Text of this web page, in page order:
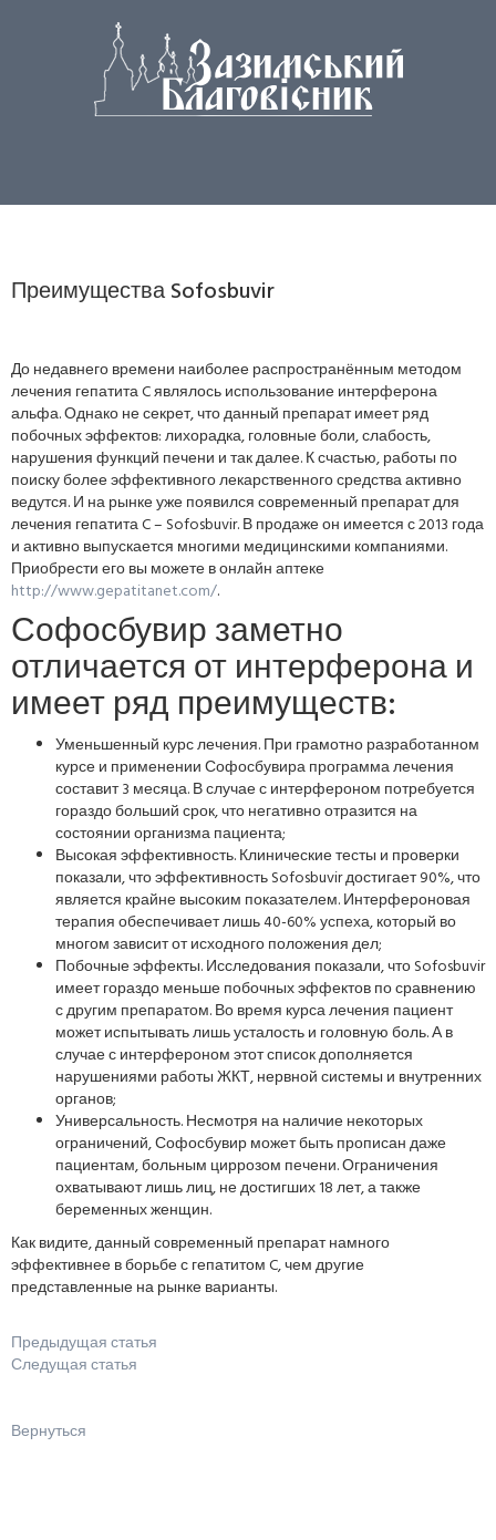
Преимущества Sofosbuvir
До недавнего времени наиболее распространённым методом
лечения гепатита C являлось использование интерферона
альфа. Однако не секрет, что данный препарат имеет ряд
побочных эффектов: лихорадка, головные боли, слабость,
нарушения функций печени и так далее. К счастью, работы по
поиску более эффективного лекарственного средства активно
ведутся. И на рынке уже появился современный препарат для
лечения гепатита C – Sofosbuvir. В продаже он имеется с 2013 года
и активно выпускается многими медицинскими компаниями.
Приобрести его вы можете в онлайн аптеке
http://www.gepatitanet.com/.
Софосбувир заметно
отличается от интерферона и
имеет ряд преимуществ:
Уменьшенный курс лечения. При грамотно разработанном
курсе и применении Софосбувира программа лечения
составит 3 месяца. В случае с интерфероном потребуется
гораздо больший срок, что негативно отразится на
состоянии организма пациента;
Высокая эффективность. Клинические тесты и проверки
показали, что эффективность Sofosbuvir достигает 90%, что
является крайне высоким показателем. Интерфероновая
терапия обеспечивает лишь 40-60% успеха, который во
многом зависит от исходного положения дел;
Побочные эффекты. Исследования показали, что Sofosbuvir
имеет гораздо меньше побочных эффектов по сравнению
с другим препаратом. Во время курса лечения пациент
может испытывать лишь усталость и головную боль. А в
случае с интерфероном этот список дополняется
нарушениями работы ЖКТ, нервной системы и внутренних
органов;
Универсальность. Несмотря на наличие некоторых
ограничений, Софосбувир может быть прописан даже
пациентам, больным циррозом печени. Ограничения
охватывают лишь лиц, не достигших 18 лет, а также
беременных женщин.
Как видите, данный современный препарат намного
эффективнее в борьбе с гепатитом C, чем другие
представленные на рынке варианты.
Предыдущая статья
Следущая статья
Вернуться